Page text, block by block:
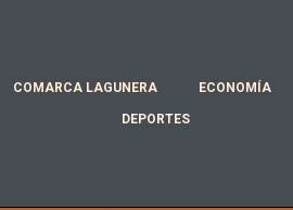
COMARCA LAGUNERA ECONOMÍA
DEPORTES